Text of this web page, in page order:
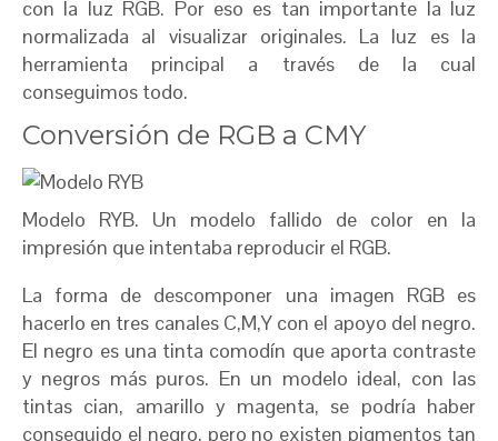
con la luz RGB. Por eso es tan importante la luz
normalizada al visualizar originales. La luz es la
herramienta principal a través de la cual
conseguimos todo.
Conversión de RGB a CMY
Modelo RYB. Un modelo fallido de color en la
impresión que intentaba reproducir el RGB.
La forma de descomponer una imagen RGB es
hacerlo en tres canales C,M,Y con el apoyo del negro.
El negro es una tinta comodín que aporta contraste
y negros más puros. En un modelo ideal, con las
tintas cian, amarillo y magenta, se podría haber
conseguido el negro, pero no existen pigmentos tan